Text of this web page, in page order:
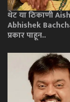
थेट या ठिकाणी
Abhishek
प्रकार पाहून..